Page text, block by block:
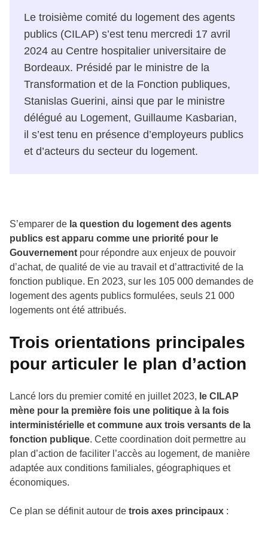
Le troisième comité du logement des agents
publics (CILAP) s’est tenu mercredi 17 avril
2024 au Centre hospitalier universitaire de
Bordeaux. Présidé par le ministre de la
Transformation et de la Fonction publiques,
Stanislas Guerini, ainsi que par le ministre
délégué au Logement, Guillaume Kasbarian,
il s’est tenu en présence d’employeurs publics
et d’acteurs du secteur du logement.
S’emparer de la question du logement des agents
publics est apparu comme une priorité pour le
Gouvernement pour répondre aux enjeux de pouvoir
d’achat, de qualité de vie au travail et d’attractivité de la
fonction publique. En 2023, sur les 105 000 demandes de
logement des agents publics formulées, seuls 21 000
logements ont été attribués.
Trois orientations principales
pour articuler le plan d’action
Lancé lors du premier comité en juillet 2023, le CILAP
mène pour la première fois une politique à la fois
interministérielle et commune aux trois versants de la
fonction publique. Cette coordination doit permettre au
plan d’action de faciliter l’accès au logement, de manière
adaptée aux conditions familiales, géographiques et
économiques.
Ce plan se définit autour de trois axes principaux :